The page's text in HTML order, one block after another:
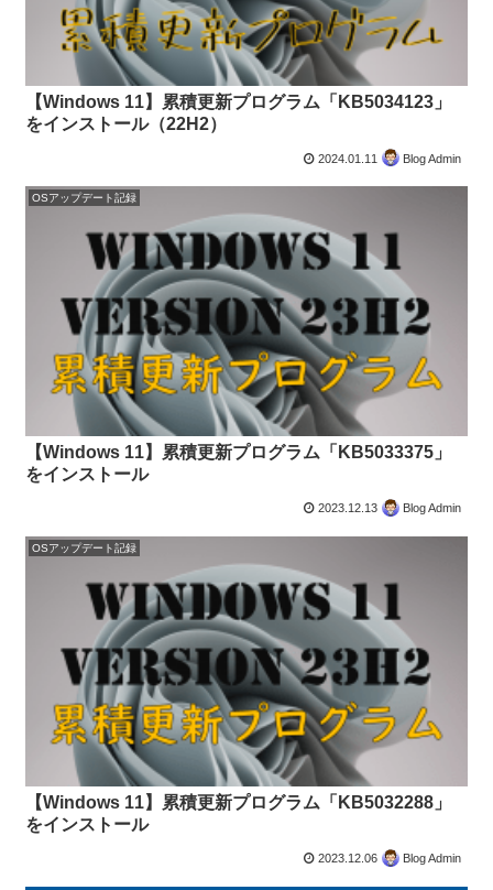
【Windows 11】累積更新プログラム「KB5034123」
をインストール（22H2）
2024.01.11 Blog Admin
OSアップデート記録
【Windows 11】累積更新プログラム「KB5033375」
をインストール
2023.12.13 Blog Admin
OSアップデート記録
【Windows 11】累積更新プログラム「KB5032288」
をインストール
2023.12.06 Blog Admin